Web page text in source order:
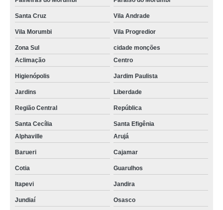
Santa Cruz Vila Andrade
Vila Morumbi Vila Progredior
Zona Sul
cidade monções
Aclimação
Centro
Higienópolis Jardim Paulista
Jardins Liberdade
Região Central República
Santa Cecília
Santa Efigênia
Alphaville
Arujá
Barueri Cajamar
Cotia Guarulhos
Itapevi Jandira
Jundiaí Osasco